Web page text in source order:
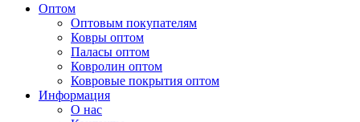
Оптом
Оптовым покупателям
Ковры оптом
Паласы оптом
Ковролин оптом
Ковровые покрытия оптом
Информация
О нас